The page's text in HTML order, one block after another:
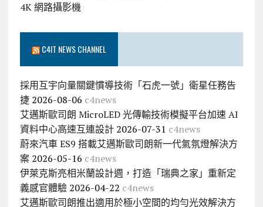
4K 網路攝影機
C4IT NEWS CHANNEL
採用互宇向量關鍵慣導技術「石虎一號」衛星任務告
捷 2026-08-06 c4news
艾邁斯歐司朗 MicroLED 光傳輸技術模擬平台加速 AI
資料中心高速互連設計 2026-07-31 c4news
蔚來汽車 ES9 搭載艾邁斯歐司朗新一代氣氛燈解決方
案 2026-05-16 c4news
伊萊克斯亮相米蘭設計週，打造「瑞典之家」重新定
義感官體驗 2026-04-22 c4news
艾邁斯歐司朗推出適用於極小空間的均勻光效解決方